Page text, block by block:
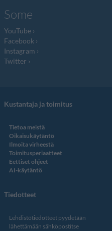
Some
YouTube
Facebook
Instagram
Twitter
Kustantaja ja toimitus
Tietoa meistä
Oikaisukäytäntö
Ilmoita virheestä
Toimitusperiaatteet
Eettiset ohjeet
AI-käytäntö
Tiedotteet
Lehdistötiedotteet pyydetään
lähettämään sähköpostitse